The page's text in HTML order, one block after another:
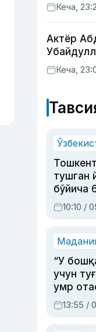
қозонди
Кеча,
Актёр
Кеча,
тушган
бўйича
ҳукми
10:10 /
“У
учун
умр
устаси
13:55 /